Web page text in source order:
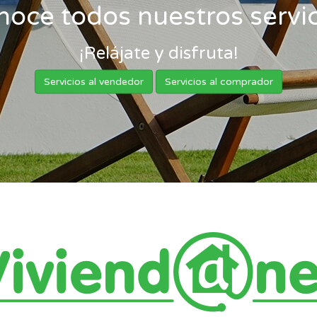
todos nuestros
¡Relájate y disfruta!
Servicios al vendedor Servicios al comprador